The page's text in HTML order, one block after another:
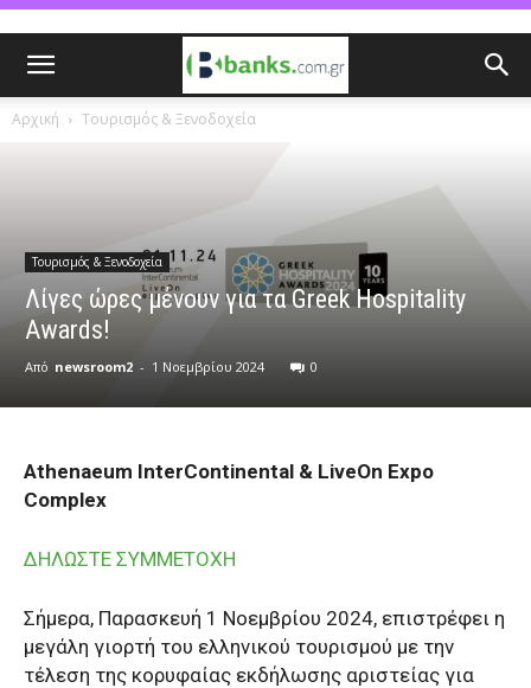
Αρχική Τουρισμός & Ξενοδοχεία
Τουρισμός & Ξενοδοχεία
Λίγες ώρες μένουν για τα Greek Hospitality
Awards!
Από newsroom2 - 1 Νοεμβρίου 2024 0
Athenaeum InterContinental & LiveOn Expo
Complex
ΔΗΛΩΣΤΕ ΣΥΜΜΕΤΟΧΗ
Σήμερα, Παρασκευή 1 Νοεμβρίου 2024, επιστρέφει η
μεγάλη γιορτή του ελληνικού τουρισμού με την
τέλεση της κορυφαίας εκδήλωσης αριστείας για